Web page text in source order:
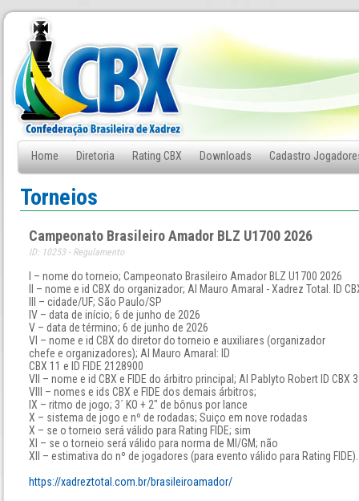
Home Diretoria Rating CBX Downloads Cadastro
Fale Conosco
Torneios
Campeonato Brasileiro Amador BLZ U1700 2026
ID: 10253 - Regulamento
I – nome do torneio; Campeonato Brasileiro Amador BLZ U1700 2026
II – nome e id CBX do organizador; AI Mauro Amaral - Xadrez Total. ID
III – cidade/UF; São Paulo/SP
IV – data de início; 6 de junho de 2026
V – data de término; 6 de junho de 2026
VI – nome e id CBX do diretor do torneio e auxiliares (organizador
chefe e organizadores); AI Mauro Amaral: ID
CBX 11 e ID FIDE 2128900
VII – nome e id CBX e FIDE do árbitro principal; AI Pablyto Robert ID CBX
VIII – nomes e ids CBX e FIDE dos demais árbitros;
IX – ritmo de jogo; 3´ KO + 2" de bônus por lance
X – sistema de jogo e nº de rodadas; Suiço em nove rodadas
X – se o torneio será válido para Rating FIDE; sim
XI – se o torneio será válido para norma de MI/GM; não
XII – estimativa do nº de jogadores (para evento válido para Rating
https://xadreztotal.com.br/brasileiroamador/